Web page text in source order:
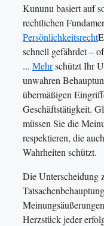
Kununu basiert auf
rechtlichen
Persönlichkeitsrecht
schnell gefährdet –
... Mehrschützt Ihr
unwahren
übermäßigen
Geschäftstätigkeit.
müssen Sie die
respektieren, die
Wahrheiten schützt.
Die Unterscheidung
Herzstück jeder